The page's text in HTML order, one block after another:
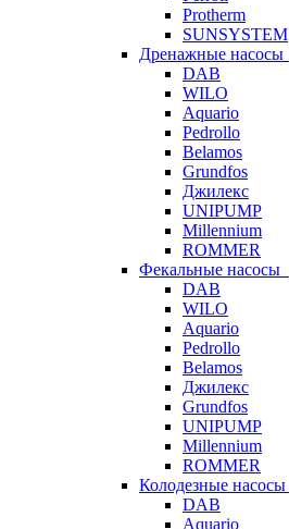
Protherm
SUNSYSTEM
Дренажные насосы
DAB
WILO
Aquario
Pedrollo
Belamos
Grundfos
Джилекс
UNIPUMP
Millennium
ROMMER
Фекальные насосы
DAB
WILO
Aquario
Pedrollo
Belamos
Джилекс
Grundfos
UNIPUMP
Millennium
ROMMER
Колодезные насосы
DAB
Aquario